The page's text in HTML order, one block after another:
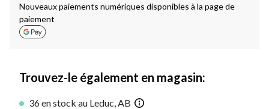
Nouveaux paiements numériques disponibles à la page de
paiement
Trouvez-le également en magasin:
36 en stock au Leduc, AB